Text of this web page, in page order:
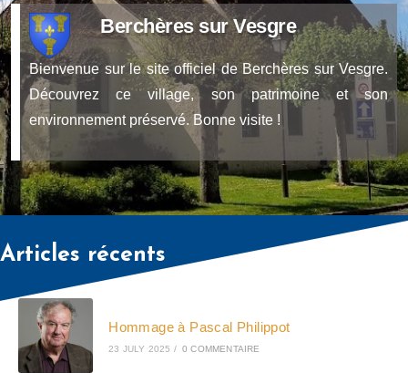
Berchères sur Vesgre
Bienvenue sur le site officiel de Berchères sur Vesgre.
Découvrez ce village, son patrimoine et son
environnement préservé. Bonne visite !
Articles récents
Hommage à Pascal Philippot
23 JULY 2025 / 0 COMMENTAIRE